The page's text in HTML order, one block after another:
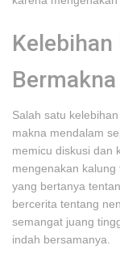
Bermakna
Salah satu
makna mendalam
memicu diskusi dan
mengenakan
yang bertanya
bercerita tentang
semangat juang
indah bersamanya.